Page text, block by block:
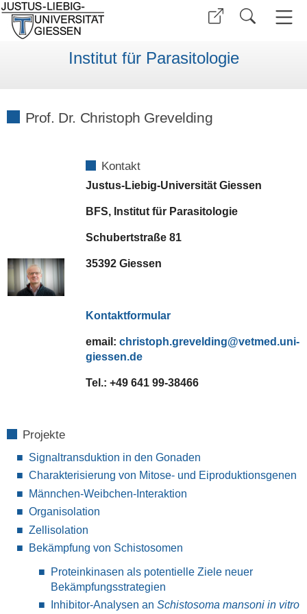
Institut für Parasitologie
Prof. Dr. Christoph Grevelding
Kontakt
Justus-Liebig-Universität Giessen
BFS, Institut für Parasitologie
Schubertstraße 81
35392 Giessen
Kontaktformular
email: christoph.grevelding@vetmed.uni-
giessen.de
Tel.: +49 641 99-38466
Projekte
Signaltransduktion in den Gonaden
Charakterisierung von Mitose- und Eiproduktionsgenen
Männchen-Weibchen-Interaktion
Organisolation
Zellisolation
Bekämpfung von Schistosomen
Proteinkinasen als potentielle Ziele neuer
Bekämpfungsstrategien
Inhibitor-Analysen an Schistosoma mansoni in vitro